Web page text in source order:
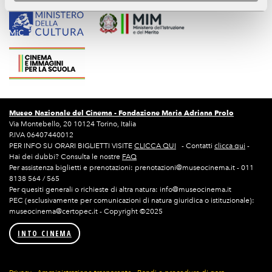
Museo Nazionale del Cinema - Fondazione Maria Adriana Prolo
Via Montebello, 20 10124 Torino, Italia
P.IVA 06407440012
PER INFO SU ORARI BIGLIETTI VISITE CLICCA QUI - Contatti clicca qui -
Hai dei dubbi? Consulta le nostre FAQ
Per assistenza biglietti e prenotazioni: prenotazioni@museocinema.it - 011
8138 564 / 565
Per quesiti generali o richieste di altra natura: info@museocinema.it
PEC (esclusivamente per comunicazioni di natura giuridica o istituzionale):
museocinema@certopec.it - Copyright ©2025
INTO CINEMA